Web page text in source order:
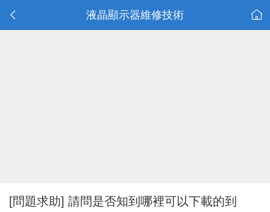
液晶顯示器維修技術
[問題求助] 請問是否知到哪裡可以下載的到